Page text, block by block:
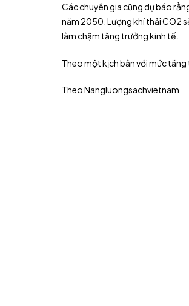
Các chuyên gia cũng dự báo
năm 2050. Lượng khí thải CO2
làm chậm tăng trưởng kinh tế.
Theo một kịch bản với mức
Theo Nangluongsachvietnam